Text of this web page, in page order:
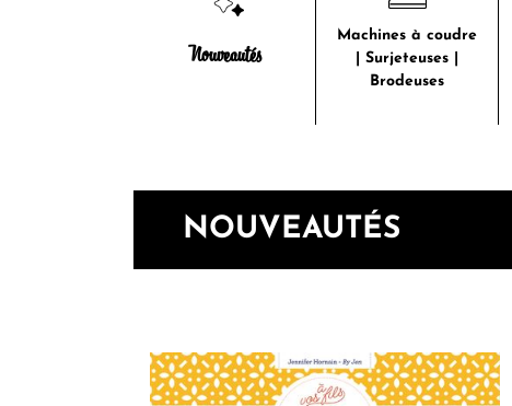
Nouveautés
Machines à coudre
| Surjeteuses |
Brodeuses
NOUVEAUTÉS